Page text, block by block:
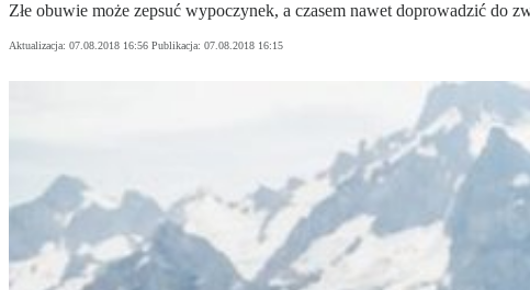
Złe obuwie może zepsuć wypoczynek, a czasem nawet doprowadzić do
Aktualizacja: 07.08.2018 16:56 Publikacja: 07.08.2018 16:15